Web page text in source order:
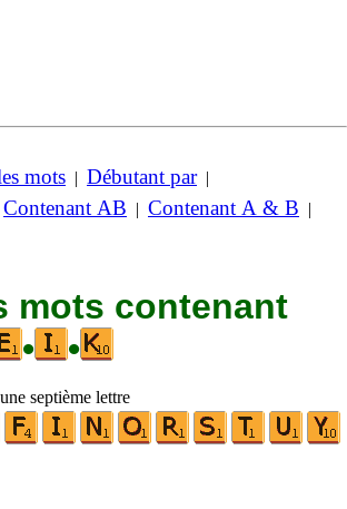
mots | Débutant par|
Contenant AB | Contenant A & B |
mots contenant
• •
septième lettre